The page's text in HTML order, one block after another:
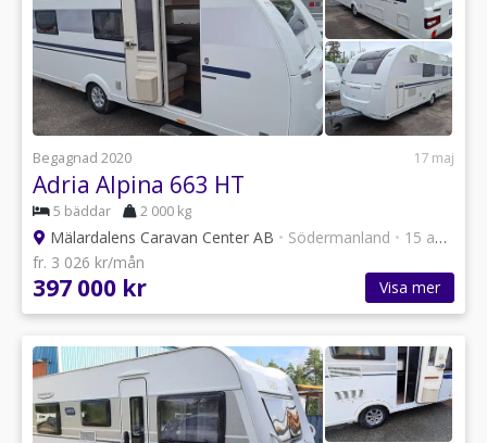
Begagnad 2020 17 maj
Adria Alpina 663 HT
5 bäddar 2 000 kg
Mälardalens Caravan Center AB • Södermanland • 15 annonser
fr. 3 026 kr/mån
397 000 kr Visa mer